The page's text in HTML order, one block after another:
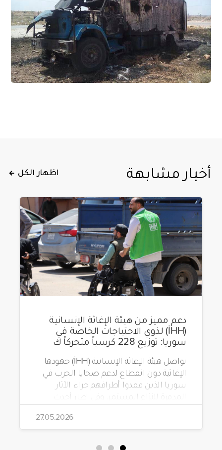
أخبار مشابهة اظهار الكل
دعم مميز من هيئة الإغاثة الإنسانية
(İHH) لذوي الاحتياجات الخاصة في
سوريا: توزيع 228 كرسياً متحركاً ك
تواصل هيئة الإغاثة الإنسانية (İHH) جهودها
الإغاثية دون انقطاع لدعم ضحايا الحرب في
سوريا الذين فقدوا أطرافهم جراء الآثار
المدمرة للنزاع المستمر. وفي إطار أحدث
مشاريعها، قامت الهيئة بتوزيع 228 كرسياً
متحركاً كهربائياً على أشخاص من ذوي
الاحتياجات الخاصة يعيشون في ظروف
قاسية بمناطق دمشق، وحلب، وحماة،
27.05.2026